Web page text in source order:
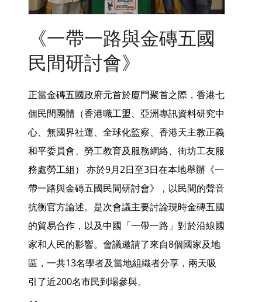
《一帶一路與金磚五國
民間研討會》
正當金磚五國政府元首於廈門聚首之際，香港七
個民間團體（香港職工盟、亞洲專訊資料研究中
心、無國界社運、全球化監察、香港天主教正義
和平委員會、勞工教育及服務網絡、街坊工友服
務處勞工組） 亦於9月2日至3日在本地舉辦《一
帶一路與金磚五國民間研討會》，以民間的聲音
抗衡官方論述。是次會議主要討論現時金磚五國
的貿易合作，以及中國「一帶一路」對於沿線國
家和人民的影響。會議邀請了來自8個國家及地
區，一共13名學者及當地組織者分享，兩天吸
引了近200名市民到場參與。